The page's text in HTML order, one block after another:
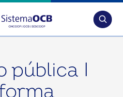
pública I